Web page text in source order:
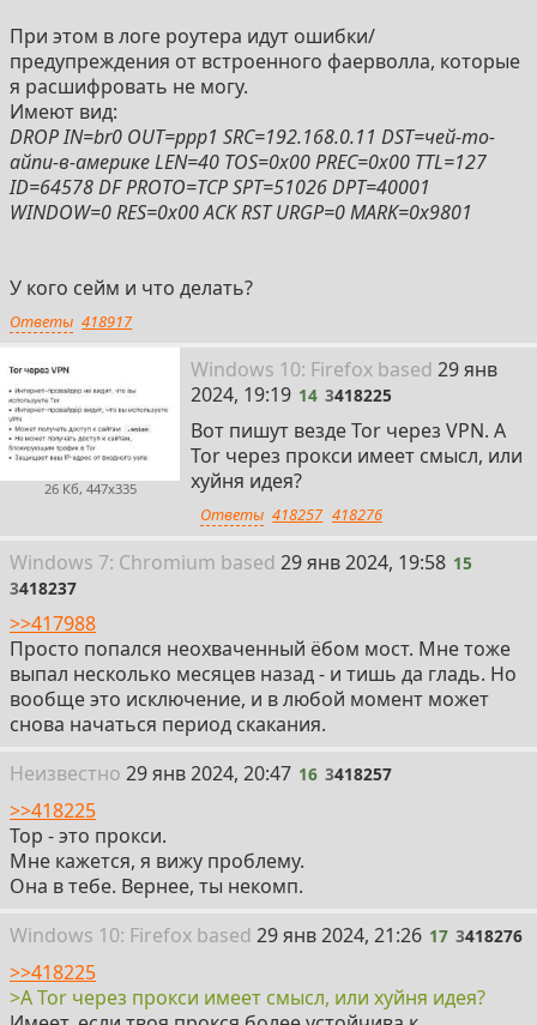
При этом в логе роутера идут ошибки/
предупреждения от встроенного фаерволла, которые
я расшифровать не могу.
Имеют вид:
DROP IN=br0 OUT=ppp1 SRC=192.168.0.11 DST=чей-то-
айпи-в-америке LEN=40 TOS=0x00 PREC=0x00 TTL=127
ID=64578 DF PROTO=TCP SPT=51026 DPT=40001
WINDOW=0 RES=0x00 ACK RST URGP=0 MARK=0x9801
У кого сейм и что делать?
Ответы 418917
26 Кб, 447x335
Windows 10: Firefoxbased 14
29 янв
2024, 19:19 14 3418225
Вот пишут везде Tor через VPN. А
Tor через прокси имеет смысл, или
хуйня идея?
Ответы 418257 418276
Windows 7: Chromium based 15
29 янв 2024, 19:58 15
3418237
>>417988
Просто попался неохваченный ёбом мост. Мне тоже
выпал несколько месяцев назад - и тишь да гладь. Но
вообще это исключение, и в любой момент может
снова начаться период скакания.
Неизвестно 16
29 янв 2024, 20:47 16 3418257
>>418225
Тор - это прокси.
Мне кажется, я вижу проблему.
Она в тебе. Вернее, ты некомп.
Windows 10: Firefox based 17
29 янв 2024, 21:26 17 3418276
>>418225
>А Tor через прокси имеет смысл, или хуйня идея?